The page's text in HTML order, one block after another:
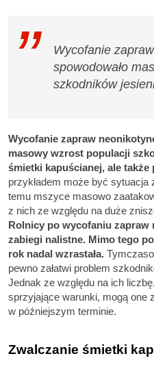
Wycofanie
spowodowało
szkodników
Wycofanie zapraw
masowy wzrost populacji
śmietki kapuścianej, ale także
przykładem może być sytuacja
temu mszyce masowo
z nich ze względu na duże
Rolnicy po wycofaniu
zabiegi nalistne. Mimo tego
rok nadal wzrastała.
pewno załatwi problem
Jednak ze względu na ich
sprzyjające warunki, mogą one
w późniejszym terminie.
Zwalczanie śmietki